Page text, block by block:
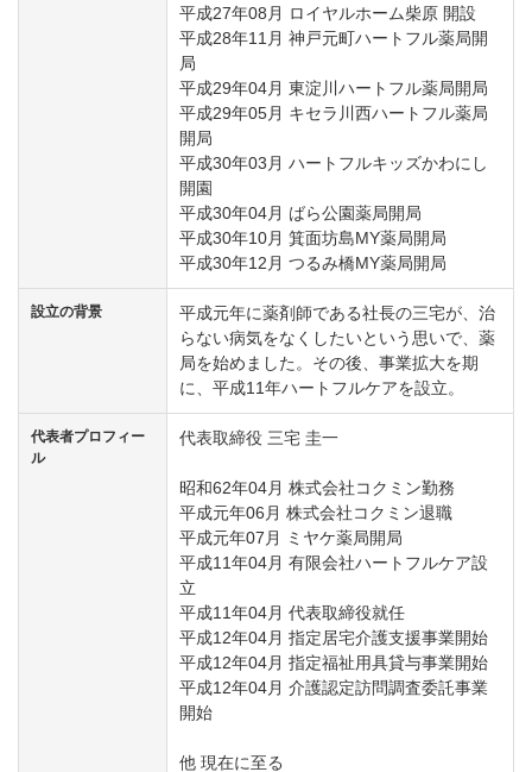
平成27年08月 ロイヤルホーム柴原 開設
平成28年11月 神戸元町ハートフル薬局開
局
平成29年04月 東淀川ハートフル薬局開局
平成29年05月 キセラ川西ハートフル薬局
開局
平成30年03月 ハートフルキッズかわにし
開園
平成30年04月 ばら公園薬局開局
平成30年10月 箕面坊島MY薬局開局
平成30年12月 つるみ橋MY薬局開局
設立の背景
平成元年に薬剤師である社長の三宅が、治
らない病気をなくしたいという思いで、薬
局を始めました。その後、事業拡大を期
に、平成11年ハートフルケアを設立。
代表者プロフィー
ル
代表取締役 三宅 圭一
昭和62年04月 株式会社コクミン勤務
平成元年06月 株式会社コクミン退職
平成元年07月 ミヤケ薬局開局
平成11年04月 有限会社ハートフルケア設
立
平成11年04月 代表取締役就任
平成12年04月 指定居宅介護支援事業開始
平成12年04月 指定福祉用具貸与事業開始
平成12年04月 介護認定訪問調査委託事業
開始
他 現在に至る